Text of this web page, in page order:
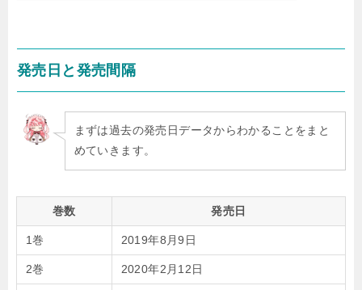
発売日と発売間隔
まずは過去の発売日データからわかることをまと
めていきます。
巻数 発売日
1巻 2019年8月9日
2巻 2020年2月12日